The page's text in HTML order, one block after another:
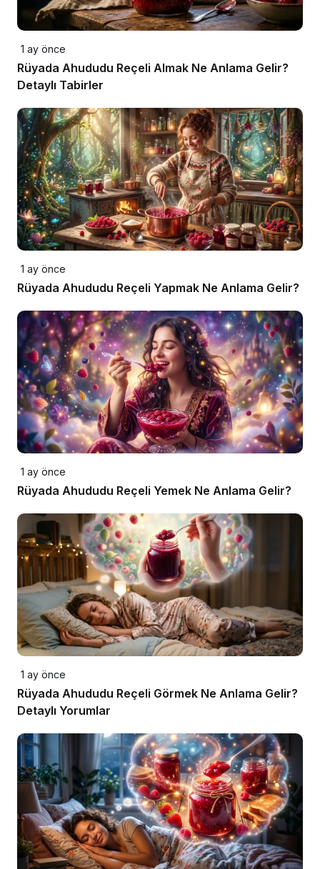
1 ay önce
Rüyada Ahududu Reçeli Almak Ne Anlama Gelir?
Detaylı Tabirler
1 ay önce
Rüyada Ahududu Reçeli Yapmak Ne Anlama Gelir?
1 ay önce
Rüyada Ahududu Reçeli Yemek Ne Anlama Gelir?
1 ay önce
Rüyada Ahududu Reçeli Görmek Ne Anlama Gelir?
Detaylı Yorumlar